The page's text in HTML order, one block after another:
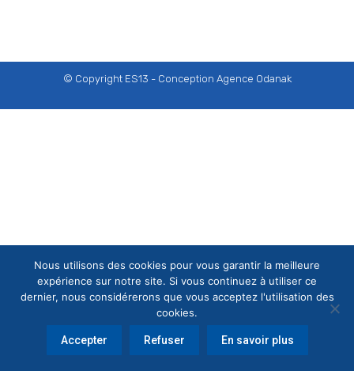
© Copyright ES13 - Conception Agence Odanak
Nous utilisons des cookies pour vous garantir la meilleure
expérience sur notre site. Si vous continuez à utiliser ce
dernier, nous considérerons que vous acceptez l'utilisation des
cookies.
Accepter Refuser En savoir plus